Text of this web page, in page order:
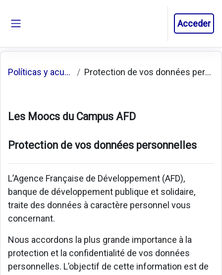
Acceder
Políticas y acuerdos Protection de vos données personnelles
Les Moocs du Campus AFD
Protection de vos données personnelles
L’Agence Française de Développement (AFD),
banque de développement publique et solidaire,
traite des données à caractère personnel vous
concernant.
Nous accordons la plus grande importance à la
protection et la confidentialité de vos données
personnelles. L’objectif de cette information est de